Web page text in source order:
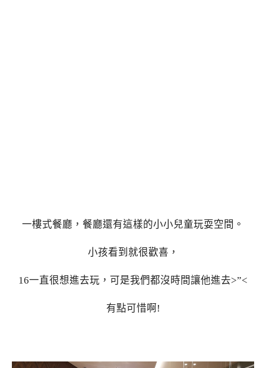
一樓式餐廳，餐廳還有這樣的小小兒童玩耍空間。
小孩看到就很歡喜，
16一直很想進去玩，可是我們都沒時間讓他進去>”<
有點可惜啊!